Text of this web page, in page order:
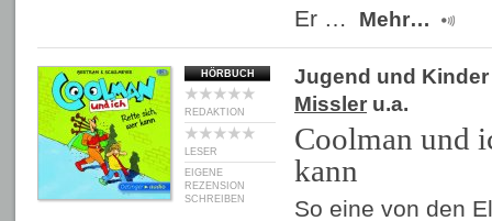
Er …
Mehr…
HÖRBUCH
REDAKTION
LESER
EIGENE
REZENSION
SCHREIBEN
Jugend und Kinder
Missler u.a.
Coolman und
kann
So eine von den